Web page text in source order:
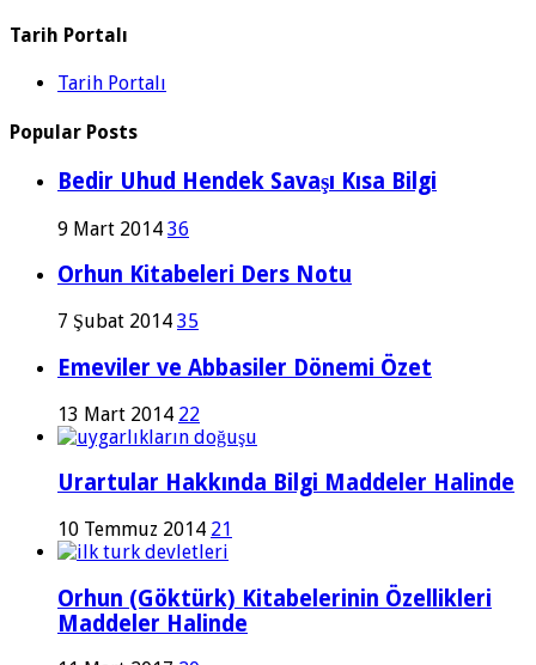
Tarih Portalı
Tarih Portalı
Popular Posts
Bedir Uhud Hendek Savaşı Kısa Bilgi
9 Mart 2014 36
Orhun Kitabeleri Ders Notu
7 Şubat 2014 35
Emeviler ve Abbasiler Dönemi Özet
13 Mart 2014 22
Urartular Hakkında Bilgi Maddeler Halinde
10 Temmuz 2014 21
Orhun (Göktürk) Kitabelerinin Özellikleri
Maddeler Halinde